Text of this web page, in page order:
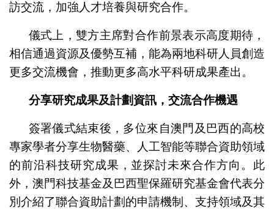
訪交流，加強人才培養與研究合作。
儀式上，雙方主席對合作前景表示高度期待，
相信通過資源及優勢互補，能為兩地科研人員創造
更多交流機會，推動更多高水平科研成果產出。
分享研究成果及計劃資訊，交流合作機遇
簽署儀式結束後，多位來自澳門及巴西的高校
專家學者分享生物醫藥、人工智能等聯合資助領域
的前沿科技研究成果，並探討未來合作方向。此
外，澳門科技基金及巴西聖保羅研究基金會代表分
別介紹了聯合資助計劃的申請機制、支持領域及其